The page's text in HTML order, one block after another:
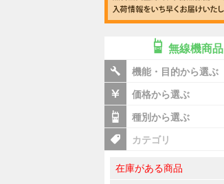
無線機商品
機能・目的から選ぶ
価格から選ぶ
種別から選ぶ
カテゴリ
在庫がある商品